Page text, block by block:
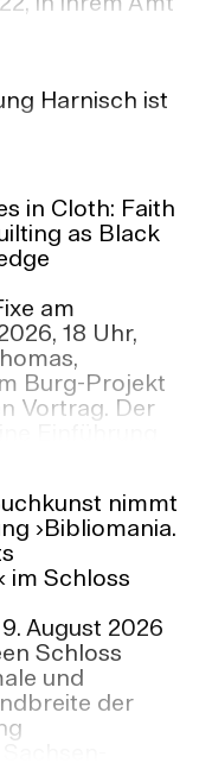
Harnisch ist
in Cloth: Faith
as Black
am
18 Uhr,
Burg-Projekt
Vortrag. Der
die
des
wie
Praxis. Ort:
Neuwerk 7
nimmt
›Bibliomania.
im Schloss
August 2026
Schloss
und
der